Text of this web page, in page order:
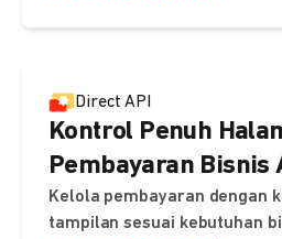
Direct API
Kontrol Penuh
Pembayaran Bisnis
Kelola pembayaran dengan
tampilan sesuai kebutuhan